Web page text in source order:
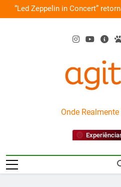
Skip
to
“Led Zeppelin in Concert”
Onde